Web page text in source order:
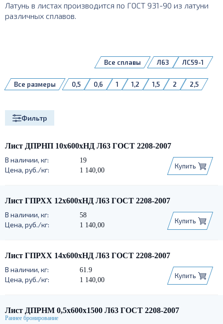
Латунь в листах производится по ГОСТ 931-90 из латуни
различных сплавов.
Л63 ЛС59-1
Все сплавы
0,5 0,6 1 1,2 1,5 2
2,5
Все размеры
Фильтр
Лист ДПРНП 10х600хНД Л63 ГОСТ 2208-2007
19
1 140,00
Купить
Лист ГПРХХ 12х600хНД Л63 ГОСТ 2208-2007
58
1 140,00
Купить
Лист ГПРХХ 14х600хНД Л63 ГОСТ 2208-2007
61.9
1 140,00
Купить
Лист ДПРНМ 0,5х600х1500 Л63 ГОСТ 2208-2007